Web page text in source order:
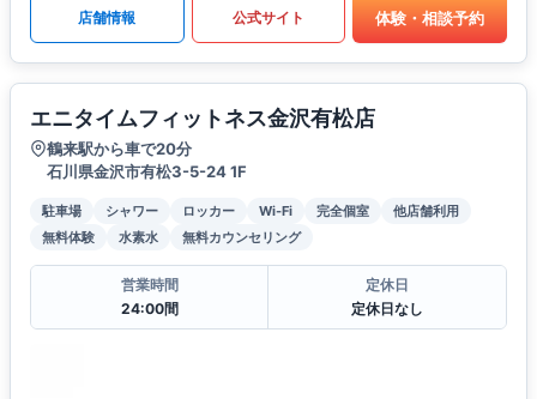
店舗情報 公式サイト 体験・相談予約
エニタイムフィットネス金沢有松店
鶴来駅から車で20分
石川県金沢市有松3-5-24 1F
駐車場 シャワー ロッカー Wi-Fi 完全個室
他店舗利用
無料体験
水素水 無料カウンセリング
営業時間
24:00間
定休日
定休日なし